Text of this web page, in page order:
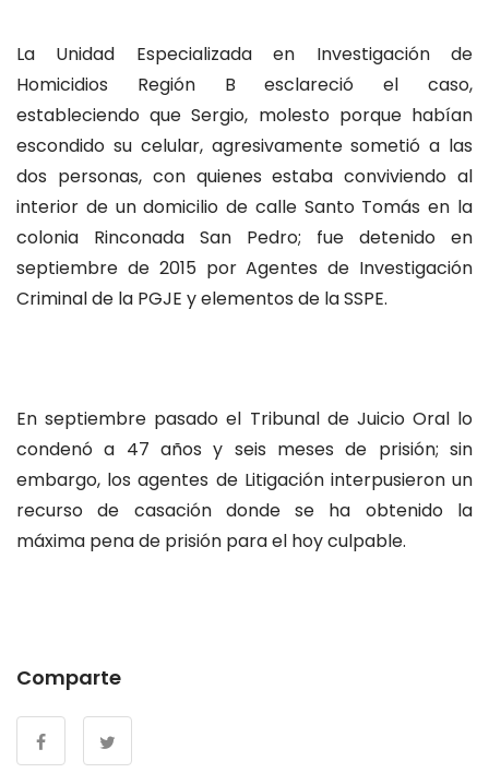
La Unidad Especializada en Investigación de
Homicidios Región B esclareció el caso,
estableciendo que Sergio, molesto porque habían
escondido su celular, agresivamente sometió a las
dos personas, con quienes estaba conviviendo al
interior de un domicilio de calle Santo Tomás en la
colonia Rinconada San Pedro; fue detenido en
septiembre de 2015 por Agentes de Investigación
Criminal de la PGJE y elementos de la SSPE.
En septiembre pasado el Tribunal de Juicio Oral lo
condenó a 47 años y seis meses de prisión; sin
embargo, los agentes de Litigación interpusieron un
recurso de casación donde se ha obtenido la
máxima pena de prisión para el hoy culpable.
Comparte